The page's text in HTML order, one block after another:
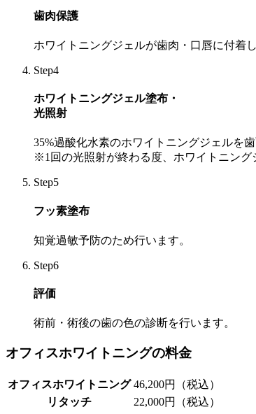
歯肉保護
ホワイトニングジェルが歯肉・口唇に付着
Step4
ホワイトニングジェル塗布・
光照射
35%過酸化水素のホワイトニングジェルを
※1回の光照射が終わる度、ホワイトニング
Step5
フッ素塗布
知覚過敏予防のため行います。
Step6
評価
術前・術後の歯の色の診断を行います。
オフィスホワイトニングの料金
オフィスホワイトニング 46,200円（税込）
リタッチ
22,000円（税込）